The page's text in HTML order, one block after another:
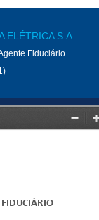
ELÉTRICA S.A.
Fiduciário